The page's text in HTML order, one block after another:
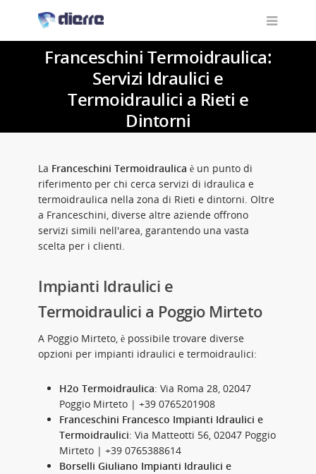
Franceschini Termoidraulica:
Servizi Idraulici e
Termoidraulici a Rieti e
Dintorni
La Franceschini Termoidraulica è un punto di
riferimento per chi cerca servizi di idraulica e
termoidraulica nella zona di Rieti e dintorni. Oltre
a Franceschini, diverse altre aziende offrono
servizi simili nell'area, garantendo una vasta
scelta per i clienti.
Impianti Idraulici e
Termoidraulici a Poggio Mirteto
A Poggio Mirteto, è possibile trovare diverse
opzioni per impianti idraulici e termoidraulici:
H2o Termoidraulica: Via Roma 28, 02047
Poggio Mirteto | +39 0765201908
Franceschini Francesco Impianti Idraulici e
Termoidraulici: Via Matteotti 56, 02047 Poggio
Mirteto | +39 0765388614
Borselli Giuliano Impianti Idraulici e